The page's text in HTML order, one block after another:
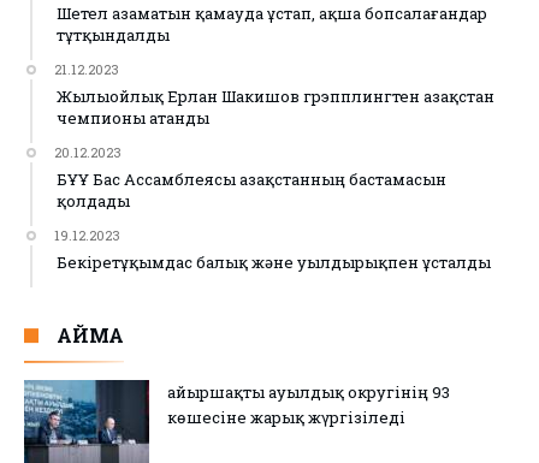
Шетел азаматын қамауда ұстап, ақша бопсалағандар
тұтқындалды
21.12.2023
Жылыойлық Ерлан Шакишов грэпплингтен Қазақстан
чемпионы атанды
20.12.2023
БҰҰ Бас Ассамблеясы Қазақстанның бастамасын
қолдады
19.12.2023
Бекіретұқымдас балық және уылдырықпен ұсталды
АЙМАҚ
Қайыршақты ауылдық округінің 93
көшесіне жарық жүргізіледі